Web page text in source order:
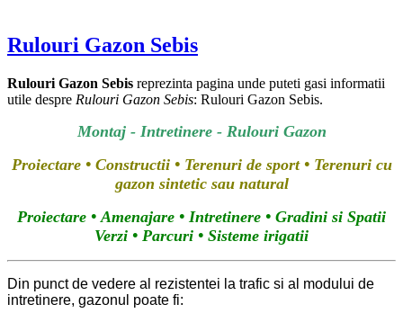
Rulouri Gazon Sebis
Rulouri Gazon Sebis reprezinta pagina unde puteti gasi informatii
utile despre Rulouri Gazon Sebis: Rulouri Gazon Sebis.
Montaj - Intretinere - Rulouri Gazon
Proiectare • Constructii • Terenuri de sport • Terenuri cu
gazon sintetic sau natural
Proiectare • Amenajare • Intretinere • Gradini si Spatii
Verzi • Parcuri • Sisteme irigatii
Din punct de vedere al rezistentei la trafic si al modului de
intretinere, gazonul poate fi: